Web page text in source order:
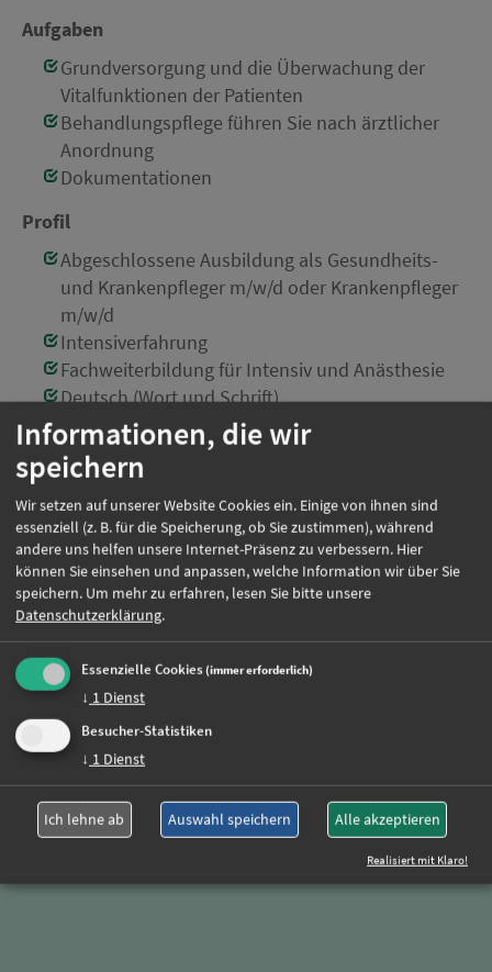
Aufgaben
Grundversorgung und die Überwachung der
Vitalfunktionen der Patienten
Behandlungspflege führen Sie nach ärztlicher
Anordnung
Dokumentationen
Profil
Abgeschlossene Ausbildung als Gesundheits-
und Krankenpfleger m/w/d oder Krankenpfleger
m/w/d
Intensiverfahrung
Fachweiterbildung für Intensiv und Anästhesie
Deutsch (Wort und Schrift)
Fachliches Wissen
Einsatzort:München
Beschäftigungsart:
Jetzt online bewerben
Weitere Jobs
Oder rufen Sie uns einfach an:
+49 (0)89 590 68 65-0
Informationen, die wir
speichern
Wir setzen auf unserer Website Cookies ein. Einige von ihnen sind
essenziell (z. B. für die Speicherung, ob Sie zustimmen), während
andere uns helfen unsere Internet-Präsenz zu verbessern. Hier
können Sie einsehen und anpassen, welche Information wir über Sie
speichern. Um mehr zu erfahren, lesen Sie bitte unsere
Datenschutzerklärung.
Essenzielle Cookies(immer erforderlich)
↓ 1 Dienst
Besucher-Statistiken
↓ 1 Dienst
Ich lehne ab Auswahl speichern Alle akzeptieren
Realisiert mit Klaro!